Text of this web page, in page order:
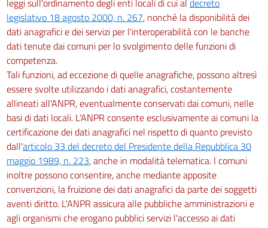
leggi sull'ordinamento degli enti locali di cui al decreto
legislativo 18 agosto 2000, n. 267, nonché la disponibilità dei
dati anagrafici e dei servizi per l'interoperabilità con le banche
dati tenute dai comuni per lo svolgimento delle funzioni di
competenza.
Tali funzioni, ad eccezione di quelle anagrafiche, possono altresì
essere svolte utilizzando i dati anagrafici, costantemente
allineati all'ANPR, eventualmente conservati dai comuni, nelle
basi di dati locali. L'ANPR consente esclusivamente ai comuni la
certificazione dei dati anagrafici nel rispetto di quanto previsto
dall'articolo 33 del decreto del Presidente della Repubblica 30
maggio 1989, n. 223, anche in modalità telematica. I comuni
inoltre possono consentire, anche mediante apposite
convenzioni, la fruizione dei dati anagrafici da parte dei soggetti
aventi diritto. L'ANPR assicura alle pubbliche amministrazioni e
agli organismi che erogano pubblici servizi l'accesso ai dati